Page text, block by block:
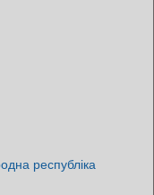
республіка